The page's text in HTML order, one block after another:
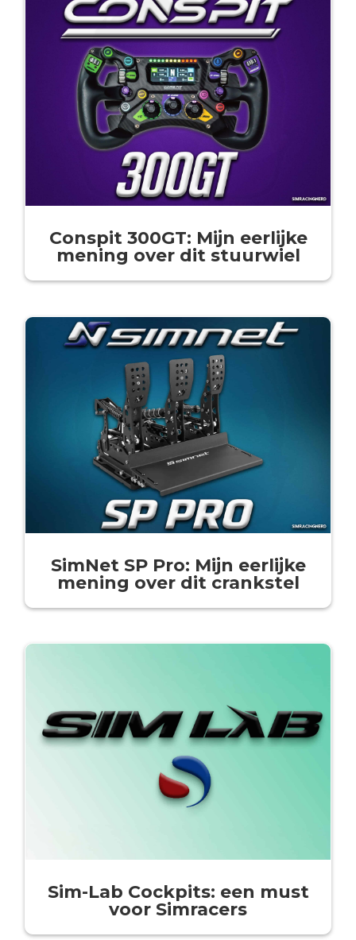
Conspit 300GT: Mijn eerlijke
mening over dit stuurwiel
SimNet SP Pro: Mijn eerlijke
mening over dit crankstel
Sim-Lab Cockpits: een must
voor Simracers